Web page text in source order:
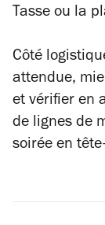
Tasse ou la
Côté
attendue,
et vérifier en
de lignes de
soirée en